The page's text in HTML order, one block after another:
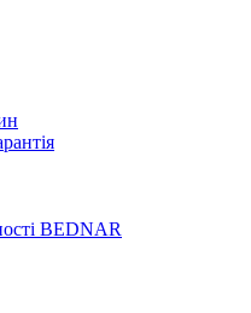
BEDNAR